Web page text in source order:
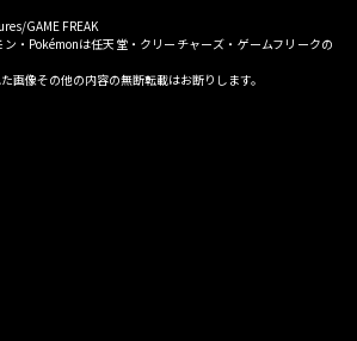
GAME FREAK
・Pokémonは任天堂・クリーチャーズ・ゲームフリークの
画像その他の内容の無断転載はお断りします。